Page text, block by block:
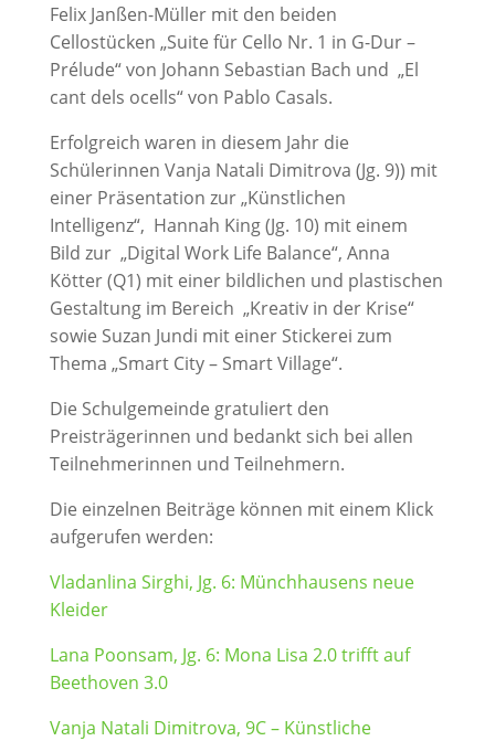
Felix Janßen-Müller mit den beiden
Cellostücken „Suite für Cello Nr. 1 in G-Dur –
Prélude“ von Johann Sebastian Bach und „El
cant dels ocells“ von Pablo Casals.
Erfolgreich waren in diesem Jahr die
Schülerinnen Vanja Natali Dimitrova (Jg. 9)) mit
einer Präsentation zur „Künstlichen
Intelligenz“, Hannah King (Jg. 10) mit einem
Bild zur „Digital Work Life Balance“, Anna
Kötter (Q1) mit einer bildlichen und plastischen
Gestaltung im Bereich „Kreativ in der Krise“
sowie Suzan Jundi mit einer Stickerei zum
Thema „Smart City – Smart Village“.
Die Schulgemeinde gratuliert den
Preisträgerinnen und bedankt sich bei allen
Teilnehmerinnen und Teilnehmern.
Die einzelnen Beiträge können mit einem Klick
aufgerufen werden:
Vladanlina Sirghi, Jg. 6: Münchhausens neue
Kleider
Lana Poonsam, Jg. 6: Mona Lisa 2.0 trifft auf
Beethoven 3.0
Vanja Natali Dimitrova, 9C – Künstliche